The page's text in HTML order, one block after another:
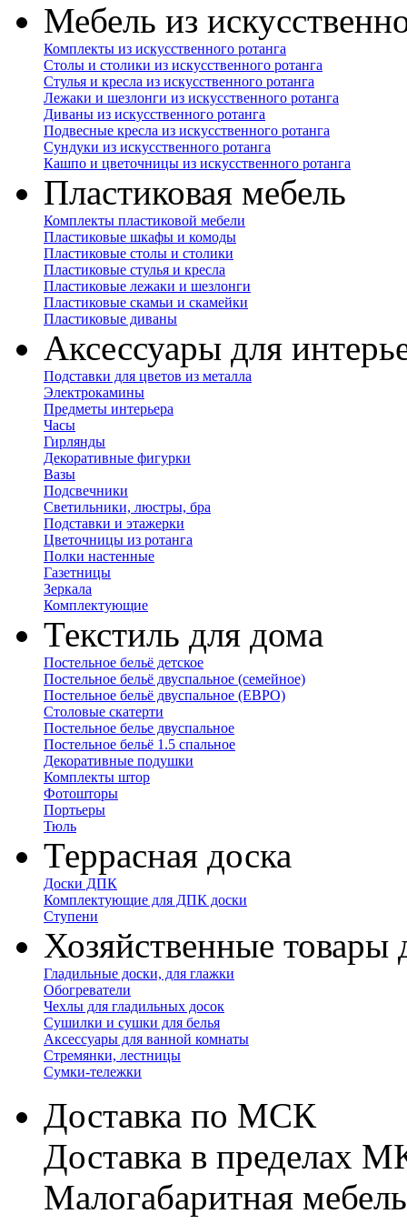
Мебель из
Комплекты из искусственного ротанга
Столы и столики из искусственного ротанга
Стулья и кресла из искусственного ротанга
Лежаки и шезлонги из искусственного ротанга
Диваны из искусственного ротанга
Подвесные кресла из искусственного ротанга
Сундуки из искусственного ротанга
Кашпо и цветочницы из искусственного ротанга
Пластиковая мебель
Комплекты пластиковой мебели
Пластиковые шкафы и комоды
Пластиковые столы и столики
Пластиковые стулья и кресла
Пластиковые лежаки и шезлонги
Пластиковые скамьи и скамейки
Пластиковые диваны
Аксессуары для
Подставки для цветов из металла
Электрокамины
Предметы интерьера
Часы
Гирлянды
Декоративные фигурки
Вазы
Подсвечники
Светильники, люстры, бра
Подставки и этажерки
Цветочницы из ротанга
Полки настенные
Газетницы
Зеркала
Комплектующие
Текстиль для дома
Постельное бельё детское
Постельное бельё двуспальное (семейное)
Постельное бельё двуспальное (ЕВРО)
Столовые скатерти
Постельное белье двуспальное
Постельное бельё 1.5 спальное
Декоративные подушки
Комплекты штор
Фотошторы
Портьеры
Тюль
Террасная доска
Доски ДПК
Комплектующие для ДПК доски
Ступени
Хозяйственные товары
Гладильные доски, для глажки
Обогреватели
Чехлы для гладильных досок
Сушилки и сушки для белья
Аксессуары для ванной комнаты
Стремянки, лестницы
Сумки-тележки
Доставка по МСК
Доставка в пределах
Малогабаритная